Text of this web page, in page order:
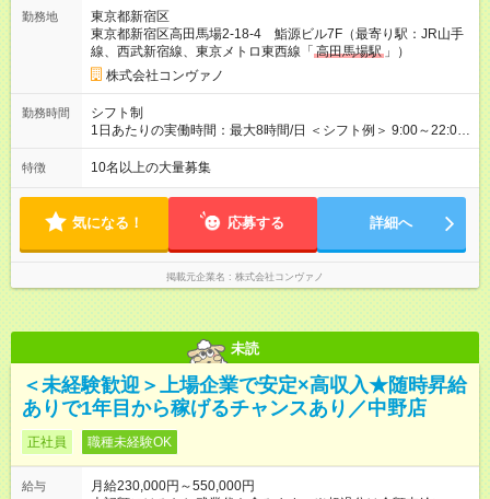
円～ （期間中は契約社員） ※社内基準を満たした場合は、その
後正規登用可 【年収例】 ◆エリアマネージャー 月給25万円＋役
職手当3万円＋インセン14万5，781円＝42万5，781円 ◆店長
月給 25万円＋役職手当1万円＋インセン8万2，547円＝34万2，
547円 ◆社員(役職なし) 月給23万円＋インセン1万4701円＝24
万4，701円 ＜別途支給手当＞ ・インセンティブ：月10万円以
上も可能！ ・賞与：年2回(6月/12月)※業績による ・交通費：月
たり) ・回数：随時 ・反映時期：次月の給与から ・評価手法：
社内評価に基づく ※あなたの頑張りをしっかり評価します！で
きることが増えるほどお給料に反映される環境です。 【試用期
間】試用期間あり 試用期間の長さ：6ヶ月 ※ 雇用形態と給与
に、本採用時と異なる部分があります。 雇用形態：中途採用
（契約社員） 給与：月給 220,000円以上 上記額にはみなし残業
代 8,552円／月 みなし残業時間 5.5時間／月
勤務地
東京都新宿区
東京都新宿区高田馬場2-18-4 鮨源ビル7F（最寄り駅：JR山手
線、西武新宿線、東京メトロ東西線「 高田馬場駅 」）
株式会社コンヴァノ
勤務時間
シフト制
1日あたりの実働時間：最大8時間/日 ＜シフト例＞ 9:00～22:00
でのシフト制（実働8時間／休憩60分） ※残業時間は月平均で
10時間程度 ※営業時間は【平日】11：00～22：00、【土日祝】
ます。
特徴 10名以上の大量募集
気になる！ 応募する 詳細へ
掲載元企業名 株式会社コンヴァノ
未読
＜未経験歓迎＞上場企業で安定×高収入★随時昇給
ありで1年目から稼げるチャンスあり／中野店
正社員 職種未経験OK
給与
月給230,000円～550,000円